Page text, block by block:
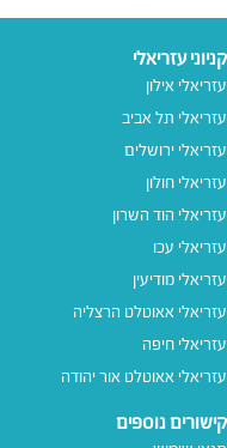
קניוני עזריאלי
עזריאלי אילון
עזריאלי תל אביב
עזריאלי ירושלים
עזריאלי חולון
עזריאלי הוד השרון
עזריאלי עכו
עזריאלי מודיעין
עזריאלי אאוטלט הרצליה
עזריאלי חיפה
עזריאלי אאוטלט אור יהודה
קישורים נוספים